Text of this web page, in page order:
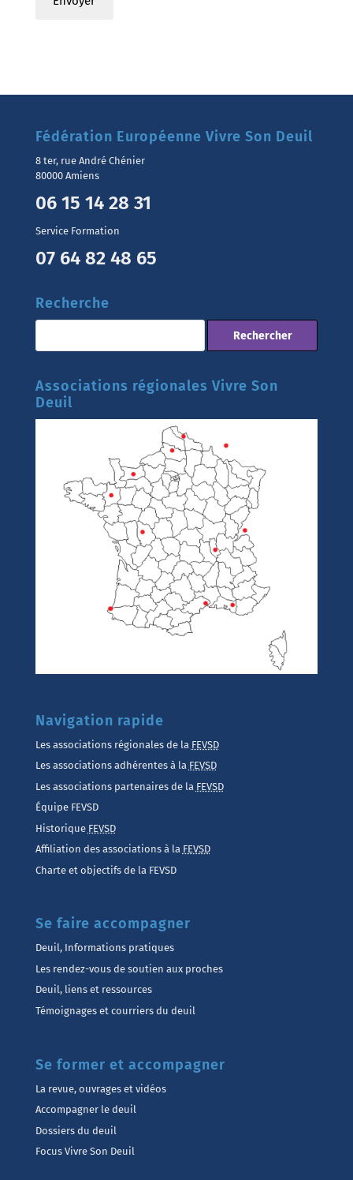
Fédération Européenne Vivre Son Deuil
8 ter, rue André Chénier
80000 Amiens
06 15 14 28 31
Service Formation
07 64 82 48 65
Recherche
Associations régionales Vivre Son
Deuil
Navigation rapide
Les associations régionales de la FEVSD
Les associations adhérentes à la FEVSD
Les associations partenaires de la FEVSD
Équipe FEVSD
Historique FEVSD
Affiliation des associations à la FEVSD
Charte et objectifs de la FEVSD
Se faire accompagner
Deuil, Informations pratiques
Les rendez-vous de soutien aux proches
Deuil, liens et ressources
Témoignages et courriers du deuil
Se former et accompagner
La revue, ouvrages et vidéos
Accompagner le deuil
Dossiers du deuil
Focus Vivre Son Deuil